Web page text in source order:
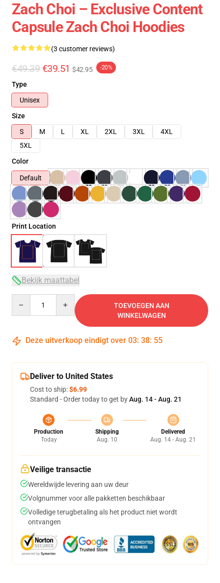
Zach Choi – Exclusive Content
Capsule Zach Choi Hoodies
(3 customer reviews)
€49.39 €39.51 $42.95 -20%
Type
Unisex
Size
S
M L XL 2XL 3XL
4XL
5XL
Color
Default
Print Location
Bekijk maattabel
TOEVOEGEN AAN
WINKELWAGEN
Deze uitverkoop eindigt over 03: 38: 54
Deliver to United States
Cost to ship:$6.99
Standard - Order today to get byAug. 14 - Aug. 21
Production
Today
Shipping
Aug. 10
Delivered
Aug. 14 - Aug. 21
Veilige transactie
Wereldwijde levering aan uw deur
Volgnummer voor alle pakketten beschikbaar
Volledige terugbetaling als het product niet wordt
ontvangen